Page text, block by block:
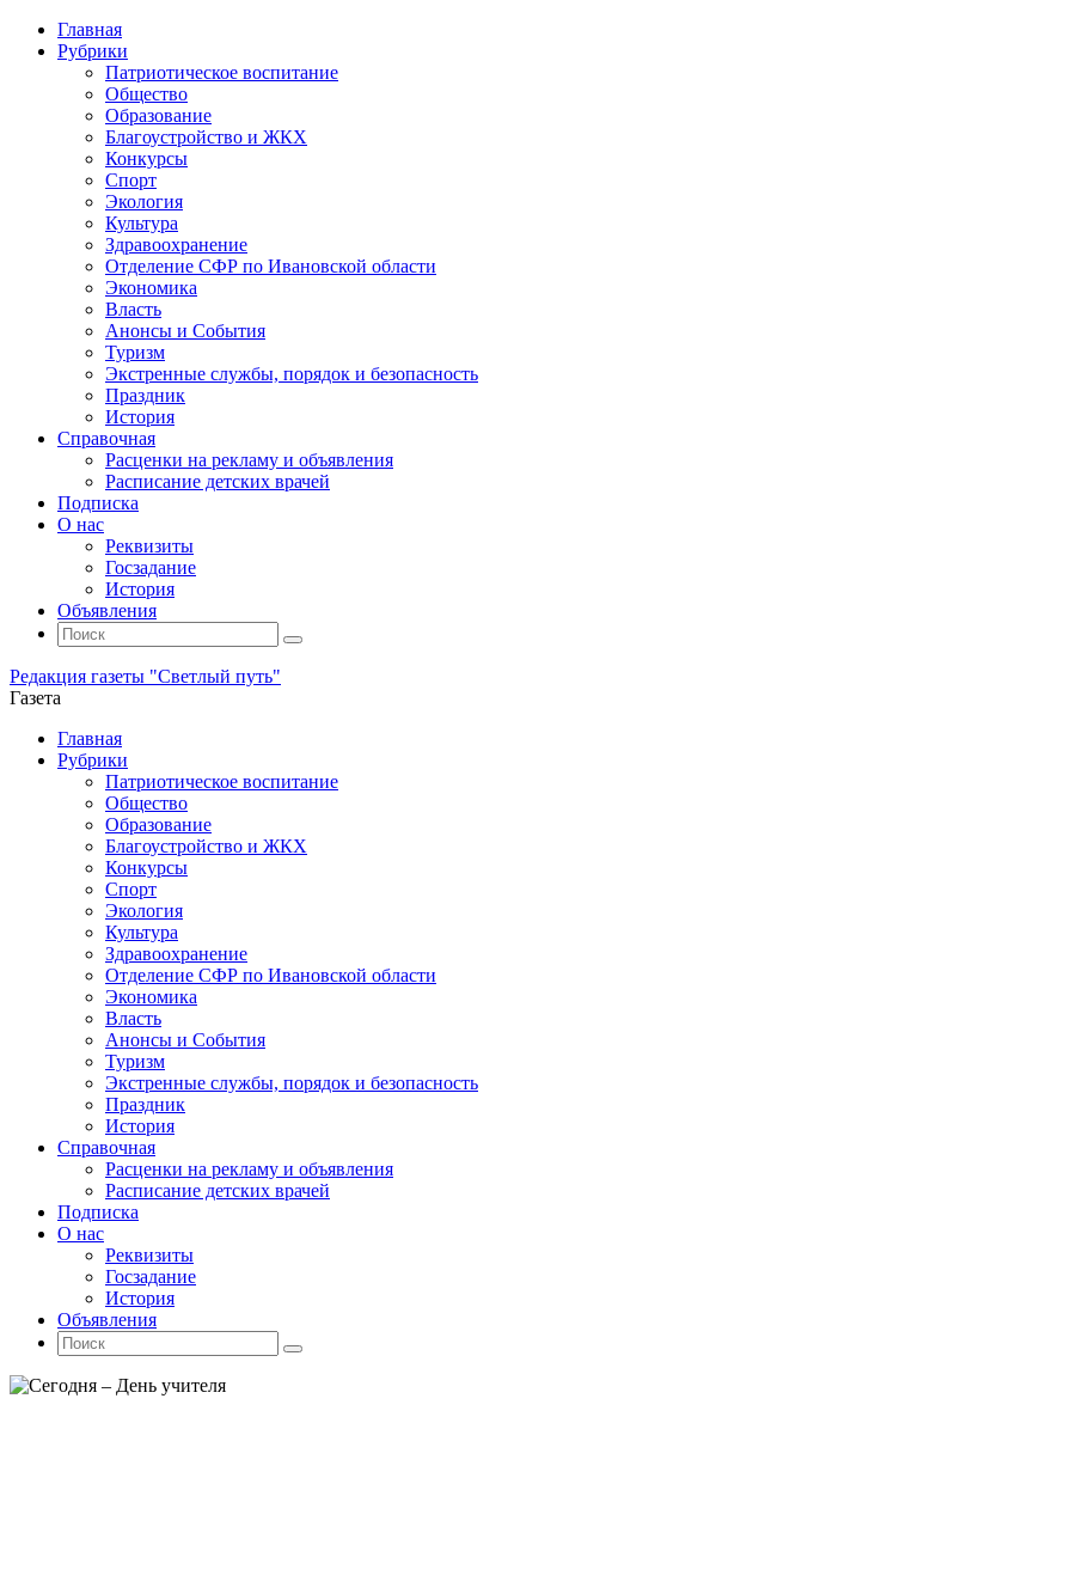
Главная
Рубрики
Патриотическое воспитание
Общество
Образование
Благоустройство и ЖКХ
Конкурсы
Спорт
Экология
Культура
Здравоохранение
Отделение СФР по Ивановской области
Экономика
Власть
Анонсы и События
Туризм
Экстренные службы, порядок и безопасность
Праздник
История
Справочная
Расценки на рекламу и объявления
Расписание детских врачей
Подписка
О нас
Реквизиты
Госзадание
История
Объявления
Поиск
Искать:
Поиск
Редакция газеты "Светлый путь"
Газета
Промотать
содержимому
Главная
Рубрики
Патриотическое воспитание
Общество
Образование
Благоустройство и ЖКХ
Конкурсы
Спорт
Экология
Культура
Здравоохранение
Отделение СФР по Ивановской области
Экономика
Власть
Анонсы и События
Туризм
Экстренные службы, порядок и безопасность
Праздник
История
Справочная
Расценки на рекламу и объявления
Расписание детских врачей
Подписка
О нас
Реквизиты
Госзадание
История
Объявления
Поиск
Искать:
Поиск